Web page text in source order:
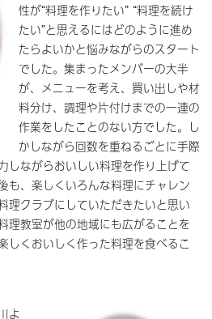
性が“料理を作りたい” “料理を続け
たい”と思えるにはどのように進め
たらよいかと悩みながらのスタート
でした。集まったメンバーの大半
が、メニューを考え、買い出しや材
料分け、調理や片付けまでの一連の
作業をしたことのない方でした。し
かしながら回数を重ねるごとに手際
しながらおいしい料理を作り上げて
も、楽しくいろんな料理にチャレン
理クラブにしていただきたいと思い
理教室が他の地域にも広がることを
しくおいしく作った料理を食べるこ
よ